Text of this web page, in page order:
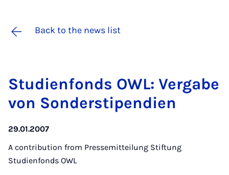
Back to the news list
Stud­i­en­fonds OWL: Ver­gabe
von Son­der­sti­pen­di­en
29.01.2007
A contribution from Pressemitteilung Stiftung
Studienfonds OWL